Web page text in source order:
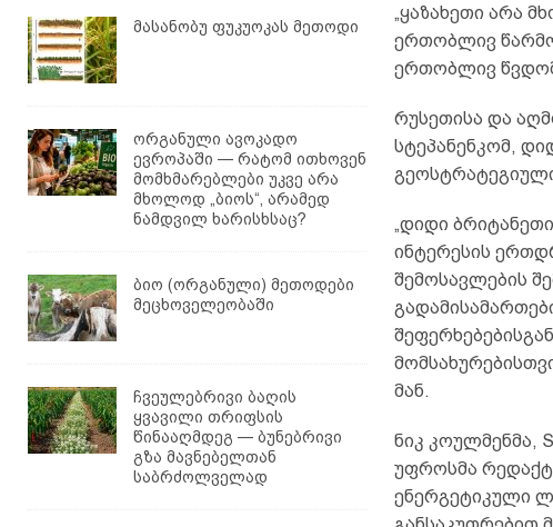
„ყაზახეთი არა
ერთობლივ
ერთობლივ
რუსეთისა და
სტეპანენკომ,
„დიდი
ინტერესის
შემოსავლების
მან.
ნიკ კოულმენმა,
უფროსმა
ენერგეტიკული
მასანობუ ფუკუოკას მეთოდი
ორგანული ავოკადო
ევროპაში — რატომ ითხოვენ
მომხმარებლები უკვე არა
მხოლოდ „ბიოს“, არამედ
ნამდვილ ხარისხსაც?
ბიო (ორგანული) მეთოდები
მეცხოველეობაში
ჩვეულებრივი ბაღის
ყვავილი თრიფსის
წინააღმდეგ — ბუნებრივი
გზა მავნებელთან
საბრძოლველად